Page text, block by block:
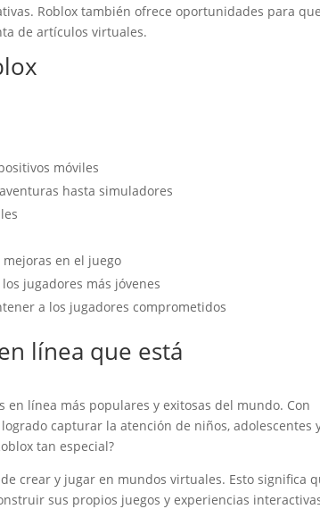
Roblox también ofrece oportunidades para
de artículos virtuales.
móviles
hasta simuladores
en el juego
jugadores más jóvenes
a los jugadores comprometidos
línea que está
línea más populares y exitosas del mundo. Con
capturar la atención de niños, adolescentes
tan especial?
crear y jugar en mundos virtuales. Esto significa
sus propios juegos y experiencias